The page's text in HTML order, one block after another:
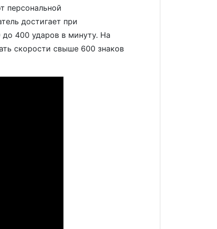
персональной
достигает при
400 ударов в минуту. На
скорости свыше 600 знаков